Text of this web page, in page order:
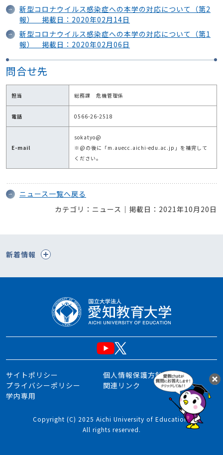
新型コロナウイルス感染症への本学の対応について（第2
報） 掲載日：2020年02月14日
新型コロナウイルス感染症への本学の対応について（第1
報） 掲載日：2020年02月06日
問合せ先
担当 総務課 危機管理係
電話 0566-26-2518
E-mail
sokatyo@
※@の後に「m.auecc.aichi-edu.ac.jp」を補完して
ください。
ニュース一覧へ戻る
カテゴリ：ニュース｜掲載日：2021年10月20日
新着情報
サイトポリシー
個人情報保護方針
プライバシーポリシー
関連リンク
学内専用
Copyright (C) 2025 Aichi University of Education.
All rights reserved.